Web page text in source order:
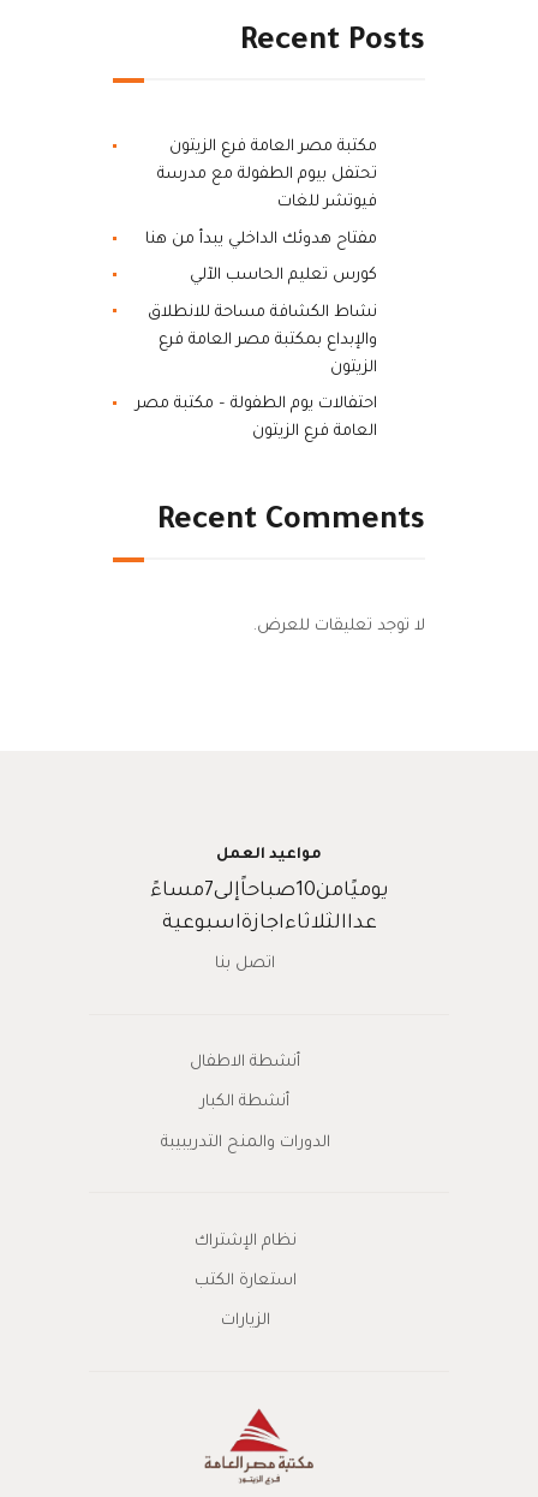
Recent Posts
مكتبة مصر العامة فرع الزيتون
تحتفل بيوم الطفولة مع مدرسة
فيوتشر للغات
مفتاح هدوئك الداخلي يبدأ من هنا
كورس تعليم الحاسب الآلي
نشاط الكشافة مساحة للانطلاق
والإبداع بمكتبة مصر العامة فرع
الزيتون
احتفالات يوم الطفولة – مكتبة مصر
العامة فرع الزيتون
Recent Comments
لا توجد تعليقات للعرض.
مواعيد العمل
يوميًامن10صباحاًإلى7مساءً
عداالثلاثاءاجازةاسبوعية
اتصل بنا
أنشطة الاطفال
أنشطة الكبار
الدورات والمنح التدريبيبة
نظام الإشتراك
استعارة الكتب
الزيارات